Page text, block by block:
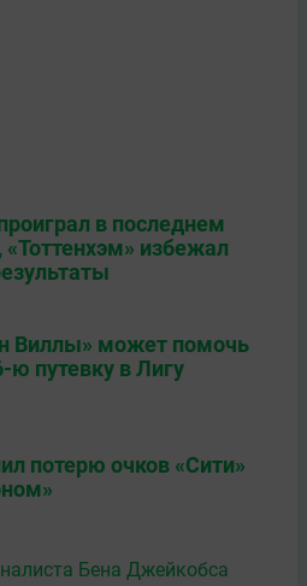
в последнем
избежал
Виллы» может помочь
ю путевку в Лигу
потерю очков «Сити»
Бена Джейкобса